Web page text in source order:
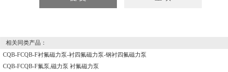
相关同类产品：
CQB-FCQB-F衬氟磁力泵-衬四氟磁力泵-钢衬四氟磁力泵
CQB-FCQB-F氟泵,磁力泵 衬氟磁力泵